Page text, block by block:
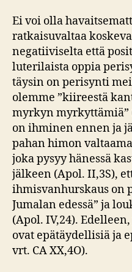
Ei voi olla
ratkaisuvaltaa
negatiiviselta että
luterilaista oppia
täysin on perisynti
olemme ”kiireestä
myrkyn myrkyttämiä”
on ihminen ennen ja
pahan himon
joka pysyy hänessä
jälkeen (Apol. II,3S),
ihmisvanhurskaus on
Jumalan edessä” ja
(Apol. IV,24).
ovat epätäydellisiä ja
vrt. CA XX,4O).